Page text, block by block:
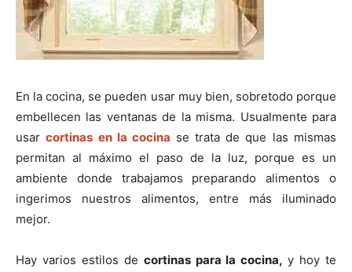
En la cocina, se pueden usar muy bien, sobretodo porque
embellecen las ventanas de la misma. Usualmente para
usarcortinas en la cocina se trata de que las mismas
permitan al máximo el paso de la luz, porque es un
ambiente donde trabajamos preparando alimentos o
ingerimos nuestros alimentos, entre más iluminado
mejor.
Hay varios estilos de cortinas para la cocina,y hoy te